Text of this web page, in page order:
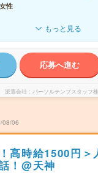
女性
もっと見る
応募へ進む
派遣会社 パーソルテンプスタッフ
08/06
高時給1500円＞
！@天神